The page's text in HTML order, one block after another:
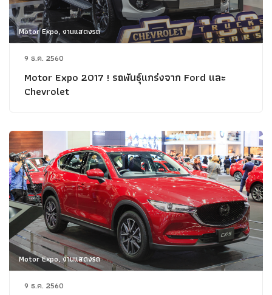
Motor Expo, งานแสดงรถ
9 ธ.ค. 2560
Motor Expo 2017 ! รถพันธุ์แกร่งจาก Ford และ
Chevrolet
Motor Expo, งานแสดงรถ
9 ธ.ค. 2560